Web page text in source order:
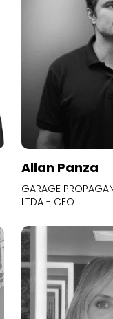
Allan Panza
GARAGE
LTDA - CEO